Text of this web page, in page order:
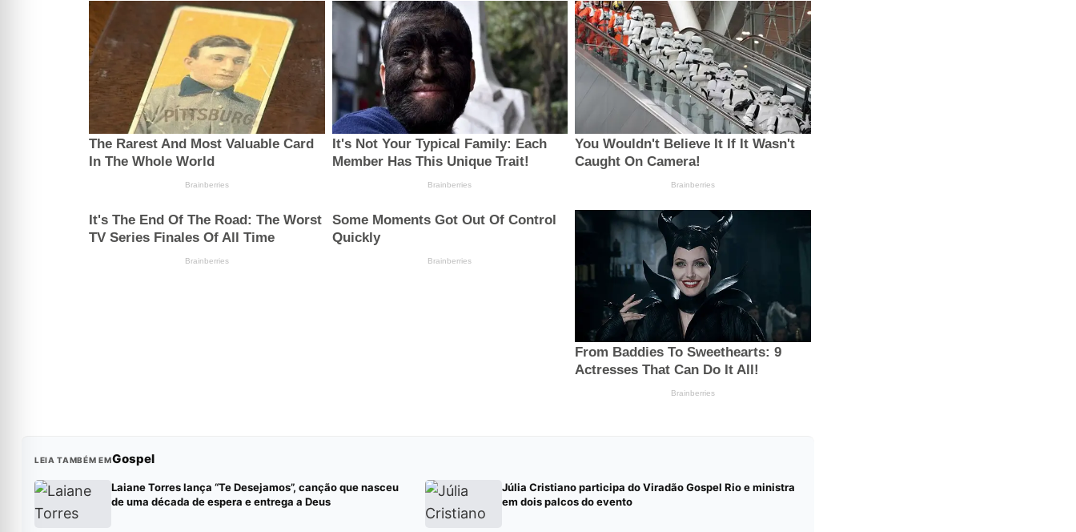
LEIA TAMBÉM EMGospel
Laiane Torres lança “Te Desejamos”, canção que nasceu
de uma década de espera e entrega a Deus
Júlia Cristiano participa do Viradão Gospel Rio e ministra
em dois palcos do evento